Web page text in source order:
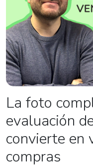
La foto
evaluación
convierte en
compras